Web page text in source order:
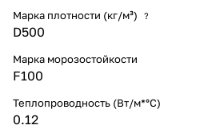
Марка плотности (кг/м³) ?
D500
Марка морозостойкости
F100
Теплопроводность (Вт/м*°С)
0.12